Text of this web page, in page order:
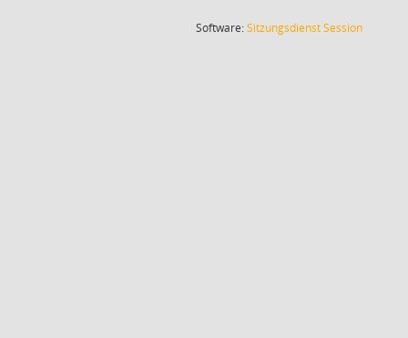
Software:SitzungsdienstSession(Wird in